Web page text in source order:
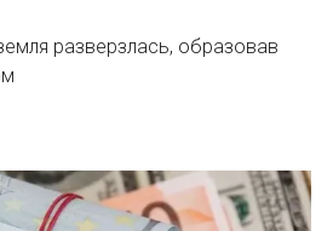
разверзлась, образовав